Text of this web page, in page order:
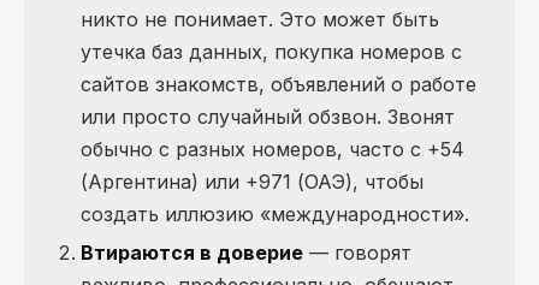
никто не понимает. Это может быть
утечка баз данных, покупка номеров с
сайтов знакомств, объявлений о работе
или просто случайный обзвон. Звонят
обычно с разных номеров, часто с +54
(Аргентина) или +971 (ОАЭ), чтобы
создать иллюзию «международности».
Втираются в доверие — говорят